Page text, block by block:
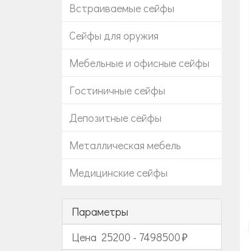
Встраиваемые сейфы
Сейфы для оружия
Мебельные и офисные сейфы
Гостиничные сейфы
Депозитные сейфы
Металлическая мебель
Медицинские сейфы
Параметры
Цена 25200 - 7498500